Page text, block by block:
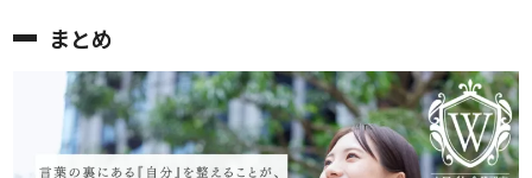
まとめ